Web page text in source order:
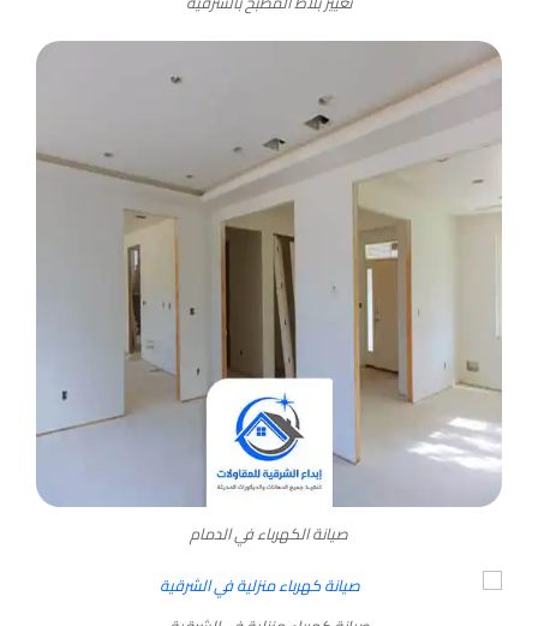
صيانة الكهرباء في الدمام